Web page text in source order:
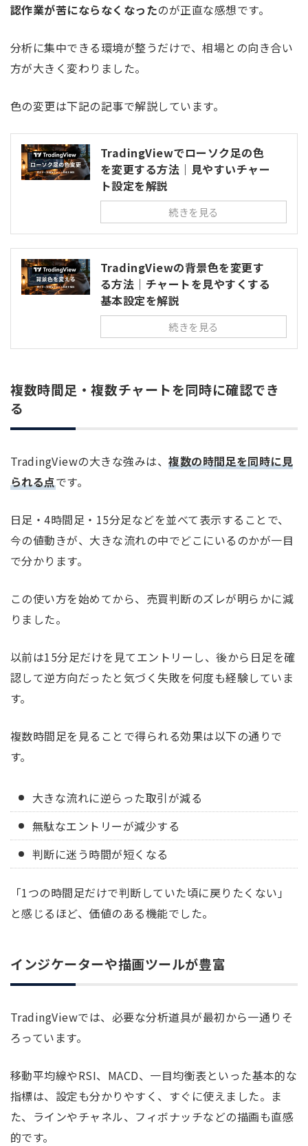
認作業が苦にならなくなったのが正直な感想です。
分析に集中できる環境が整うだけで、相場との向き合い
方が大きく変わりました。
色の変更は下記の記事で解説しています。
TradingViewでローソク足の色
を変更する方法｜見やすいチャー
ト設定を解説
続きを見る
TradingViewの背景色を変更す
る方法｜チャートを見やすくする
基本設定を解説
続きを見る
複数時間足・複数チャートを同時に確認でき
る
TradingViewの大きな強みは、複数の時間足を同時に見
られる点です。
日足・4時間足・15分足などを並べて表示することで、
今の値動きが、大きな流れの中でどこにいるのかが一目
で分かります。
この使い方を始めてから、売買判断のズレが明らかに減
りました。
以前は15分足だけを見てエントリーし、後から日足を確
認して逆方向だったと気づく失敗を何度も経験していま
す。
複数時間足を見ることで得られる効果は以下の通りで
す。
大きな流れに逆らった取引が減る
無駄なエントリーが減少する
判断に迷う時間が短くなる
「1つの時間足だけで判断していた頃に戻りたくない」
と感じるほど、価値のある機能でした。
インジケーターや描画ツールが豊富
TradingViewでは、必要な分析道具が最初から一通りそ
ろっています。
移動平均線やRSI、MACD、一目均衡表といった基本的な
指標は、設定も分かりやすく、すぐに使えました。ま
た、ラインやチャネル、フィボナッチなどの描画も直感
的です。